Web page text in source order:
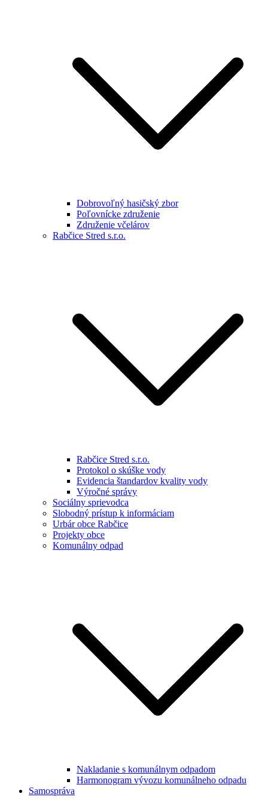
Dobrovoľný hasičský zbor
Poľovnícke združenie
Združenie včelárov
Rabčice Stred s.r.o.
Rabčice Stred s.r.o.
Protokol o skúške vody
Evidencia štandardov kvality vody
Výročné správy
Sociálny sprievodca
Slobodný prístup k informáciam
Urbár obce Rabčice
Projekty obce
Komunálny odpad
Nakladanie s komunálnym odpadom
Harmonogram vývozu komunálneho odpadu
Samospráva